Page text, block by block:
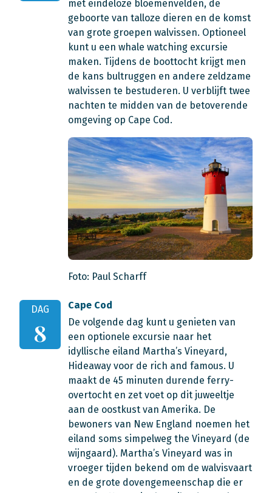
met eindeloze bloemenvelden, de
geboorte van talloze dieren en de komst
van grote groepen walvissen. Optioneel
kunt u een whale watching excursie
maken. Tijdens de boottocht krijgt men
de kans bultruggen en andere zeldzame
walvissen te bestuderen. U verblijft twee
nachten te midden van de betoverende
omgeving op Cape Cod.
Foto: Paul Scharff
DAG
8
Cape Cod
De volgende dag kunt u genieten van
een optionele excursie naar het
idyllische eiland Martha’s Vineyard,
Hideaway voor de rich and famous. U
maakt de 45 minuten durende ferry-
overtocht en zet voet op dit juweeltje
aan de oostkust van Amerika. De
bewoners van New England noemen het
eiland soms simpelweg the Vineyard (de
wijngaard). Martha’s Vineyard was in
vroeger tijden bekend om de walvisvaart
en de grote dovengemeenschap die er